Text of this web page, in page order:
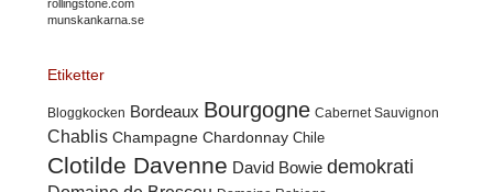
rollingstone.com
munskankarna.se
Etiketter
Bloggkocken Bordeaux Bourgogne Cabernet Sauvignon
Chablis Champagne Chardonnay Chile
Clotilde Davenne David Bowie demokrati